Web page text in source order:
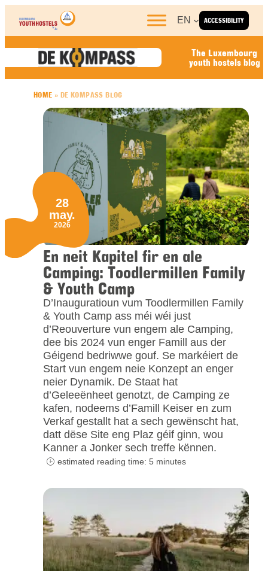
Skip to content
ACCESSIBILITY
EN
The Luxembourg
youth hostels blog
HOME » DE KOMPASS BLOG
En neit Kapitel fir en ale
Camping: Toodlermillen Family
& Youth Camp
D’Inauguratioun vum Toodlermillen Family
& Youth Camp ass méi wéi just
d’Reouverture vun engem ale Camping,
dee bis 2024 vun enger Famill aus der
Géigend bedriwwe gouf. Se markéiert de
Start vun engem neie Konzept an enger
neier Dynamik. De Staat hat
d’Geleeënheet genotzt, de Camping ze
kafen, nodeems d’Famill Keiser en zum
Verkaf gestallt hat a sech gewënscht hat,
datt dëse Site eng Plaz géif ginn, wou
Kanner a Jonker sech treffe kënnen.
28
may.
2026
estimated reading time: 5 minutes